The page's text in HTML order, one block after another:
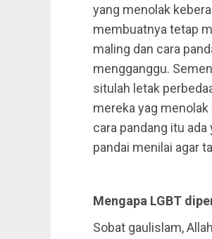
yang menolak
membuatnya tetap
maling dan cara
mengganggu.
situlah letak
mereka yag menolak
cara pandang itu
pandai menilai agar
Mengapa LGBT
Sobat gaulislam,